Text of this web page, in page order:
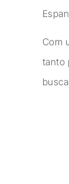
Com
tanto